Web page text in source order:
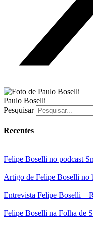
Paulo Boselli
Pesquisar
Recentes
Felipe Boselli no podcast
Artigo de Felipe Boselli no
Entrevista Felipe Boselli –
Felipe Boselli na Folha de